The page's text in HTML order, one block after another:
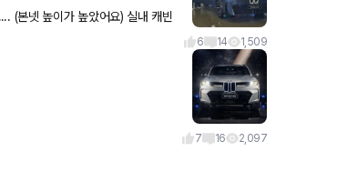
이가 높았어요) 실내 캐빈
6 14 1,509
7 16 2,097